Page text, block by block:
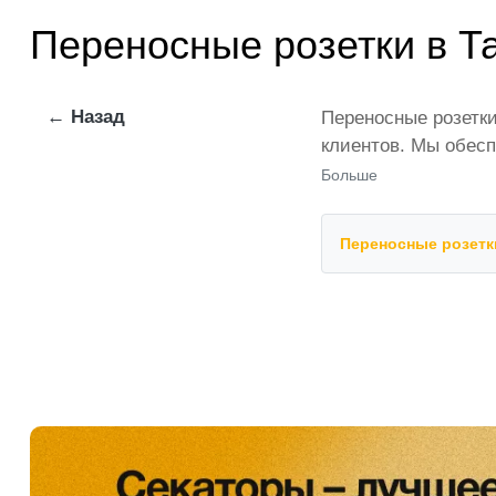
Переносные розетки в
← Назад
Переносные
клиентов. Мы
представлены
Переносные
Больше
Переносные